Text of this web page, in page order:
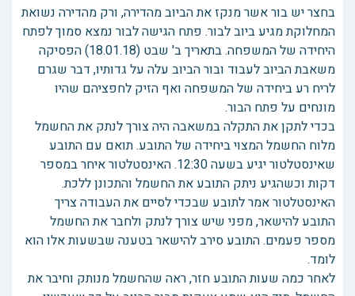
בחצר יש בור אשר מנקז את הביוב מהדירה, ורק מהדירה נשואת
המחלוקת מגיע ביוב לבור. פתח הגישה לבור נמצא סמוך לפתח
היחידה של המשפחה. בתאריך ב' שבט (18.01.18) הפסיקה
משאבת הביוב לעבוד ובור הביוב עלה על גדותיו, דבר שגרם
לריח רע ביחידה של המשפחה ואף הזיק לחפציהם שהיו
מונחים על פתח הבור.
בכדי לתקן את התקלה במשאבה היה צורך לנתק את החשמל
מלוח החשמל המצוי ביחידה של התובע. תואם עם התובע
שאינסטלטור יגיע בשעה 12:30. האינסטלטור איחר במספר
דקות וכשהגיע ניתק התובע את החשמל והתכונן ללכת.
האינסטלטור אמר לתובע שבכדי לסיים את העבודה צריך
התובע להישאר, מפני שיש צורך לנתק ולחבר את החשמל
מספר פעמים. התובע סירב להישאר בטענה שבשעות אלו הוא
לומד.
לאחר כמה שעות התובע חזר, ראה שהחשמל מנותק וחיבר את